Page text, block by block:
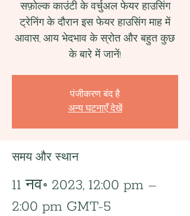
सफ़ोल्क काउंटी के वर्चुअल फेयर हाउसिंग
ट्रेनिंग के दौरान इस फेयर हाउसिंग माह में
आवास, आय भेदभाव के स्रोत और बहुत कुछ
के बारे में जानें!
पंजीकरण बंद है
अन्य घटनाएँ देखें
समय और स्थान
11 नव॰ 2023, 12:00 pm –
2:00 pm GMT-5